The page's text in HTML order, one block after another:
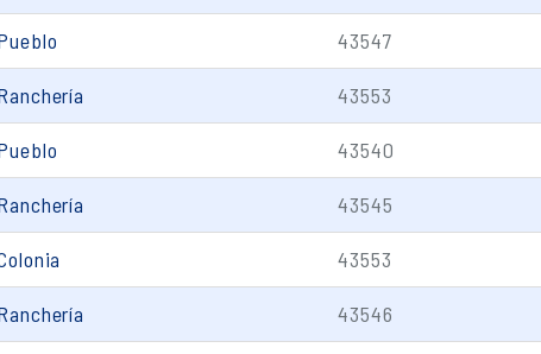
43547
43553
43540
43545
43553
43546